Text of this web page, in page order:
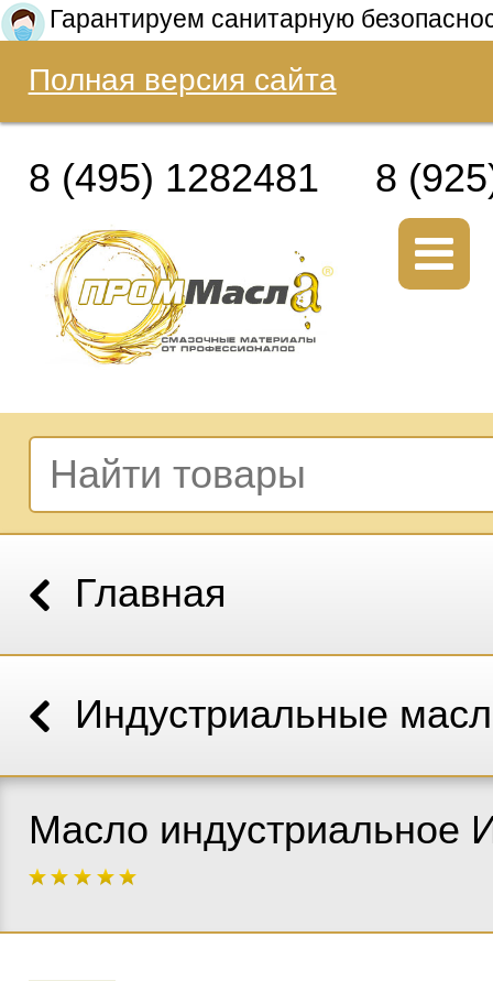
Гарантируем санитарную
Полная версия сайта
8 (495) 1282481 8
Главная
Индустриальные
Масло индустриальное